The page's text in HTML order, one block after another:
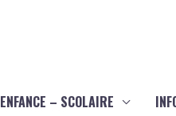
ENFANCE – SCOLAIRE